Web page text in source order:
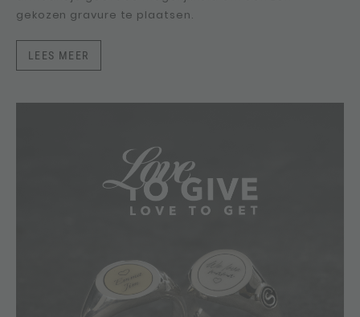
herinnering dicht bij haar draagt.
LEES MEER